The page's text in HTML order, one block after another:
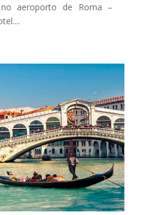
no aeroporto de Roma –